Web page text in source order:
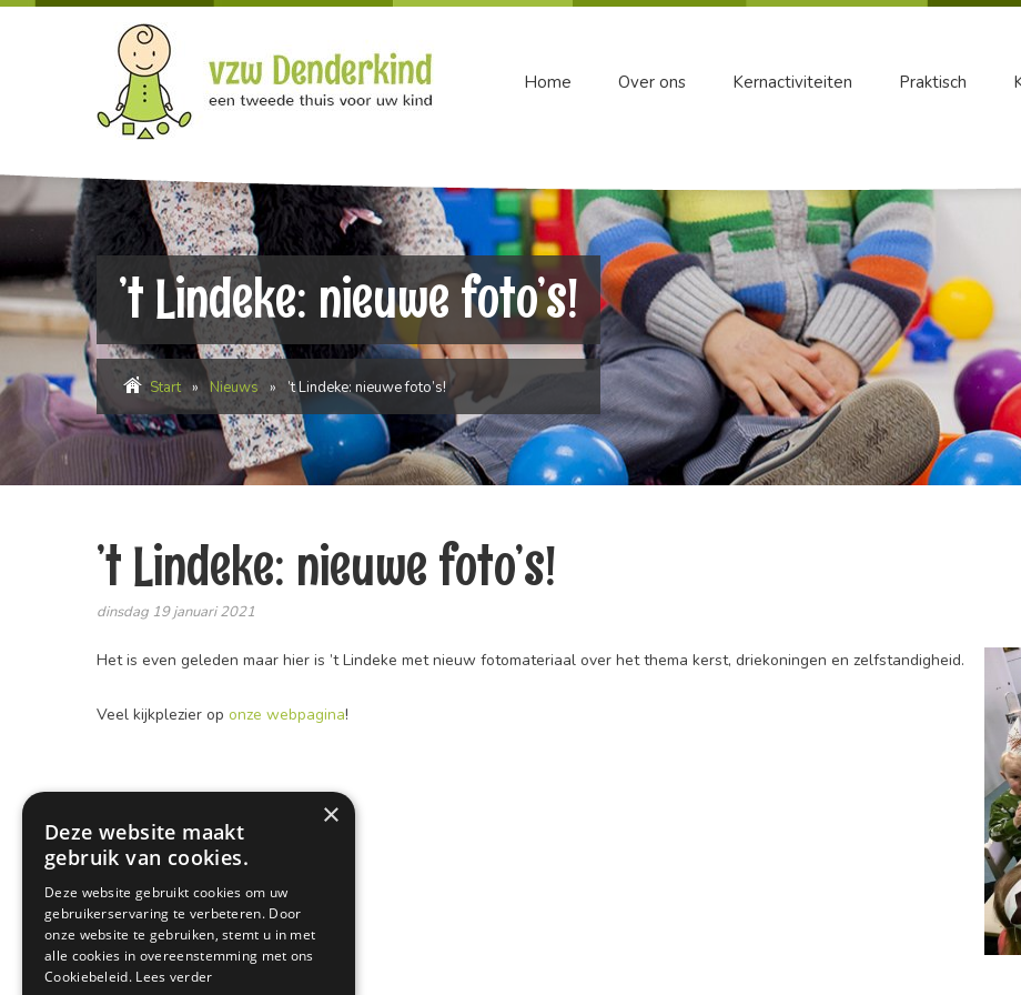
Home Over ons Kernactiviteiten Praktisch
’t Lindeke: nieuwe foto’s!
Start » Nieuws » ’t Lindeke: nieuwe foto’s!
’t Lindeke: nieuwe foto’s!
dinsdag 19 januari 2021
Het is even geleden maar hier is ’t Lindeke met nieuw fotomateriaal over het thema kerst, driekoningen en zelfstandigheid.
Veel kijkplezier op onze webpagina!
×
Deze website maakt
gebruik van cookies.
Deze website gebruikt cookies om uw
gebruikerservaring te verbeteren. Door
onze website te gebruiken, stemt u in met
alle cookies in overeenstemming met ons
Cookiebeleid. Lees verder